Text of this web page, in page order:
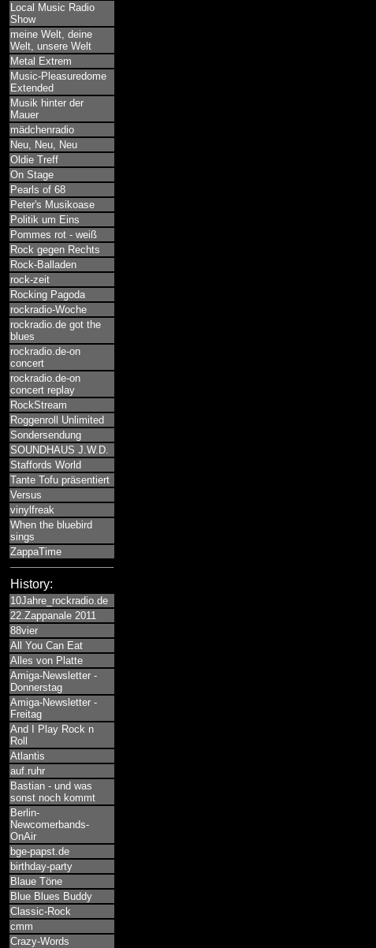
Local Music Radio
Show
meine Welt, deine
Welt, unsere Welt
Metal Extrem
Music-Pleasuredome
Extended
Musik hinter der
Mauer
mädchenradio
Neu, Neu, Neu
Oldie Treff
On Stage
Pearls of 68
Peter's Musikoase
Politik um Eins
Pommes rot - weiß
Rock gegen Rechts
Rock-Balladen
rock-zeit
Rocking Pagoda
rockradio-Woche
rockradio.de got the
blues
rockradio.de-on
concert
rockradio.de-on
concert replay
RockStream
Roggenroll Unlimited
Sondersendung
SOUNDHAUS J.W.D.
Staffords World
Tante Tofu präsentiert
Versus
vinylfreak
When the bluebird
sings
ZappaTime
History:
10Jahre_rockradio.de
22.Zappanale 2011
88vier
All You Can Eat
Alles von Platte
Amiga-Newsletter -
Donnerstag
Amiga-Newsletter -
Freitag
And I Play Rock n
Roll
Atlantis
auf.ruhr
Bastian - und was
sonst noch kommt
Berlin-
Newcomerbands-
OnAir
bge-papst.de
birthday-party
Blaue Töne
Blue Blues Buddy
Classic-Rock
cmm
Crazy-Words